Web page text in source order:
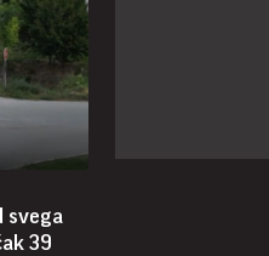
svega
39